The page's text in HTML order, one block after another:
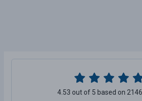
4.53 out of 5 based on